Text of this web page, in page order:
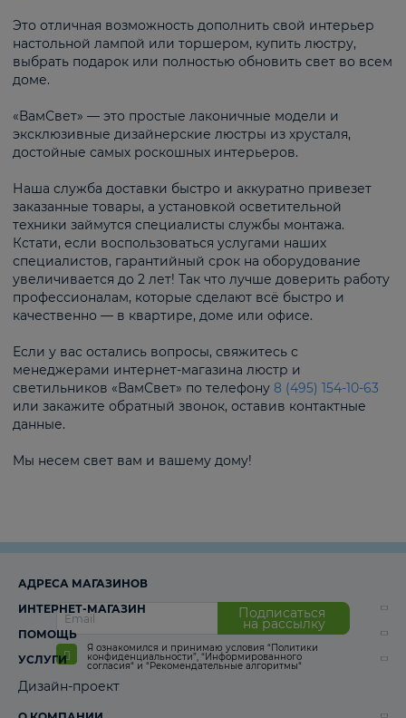
Это отличная возможность дополнить свой интерьер
настольной лампой или торшером, купить люстру,
выбрать подарок или полностью обновить свет во всем
доме.
«ВамСвет» — это простые лаконичные модели и
эксклюзивные дизайнерские люстры из хрусталя,
достойные самых роскошных интерьеров.
Наша служба доставки быстро и аккуратно привезет
заказанные товары, а установкой осветительной
техники займутся специалисты службы монтажа.
Кстати, если воспользоваться услугами наших
специалистов, гарантийный срок на оборудование
увеличивается до 2 лет! Так что лучше доверить работу
профессионалам, которые сделают всё быстро и
качественно — в квартире, доме или офисе.
Если у вас остались вопросы, свяжитесь с
менеджерами интернет-магазина люстр и
светильников «ВамСвет» по телефону 8 (495) 154-10-63
или закажите обратный звонок, оставив контактные
данные.
Мы несем свет вам и вашему дому!
Подписаться
на рассылку
Я ознакомился и принимаю условия “Политики
конфиденциальности”, “Информированного
согласия“ и “Рекомендательные алгоритмы“
АДРЕСА МАГАЗИНОВ
ИНТЕРНЕТ-МАГАЗИН
ПОМОЩЬ
УСЛУГИ
Дизайн-проект